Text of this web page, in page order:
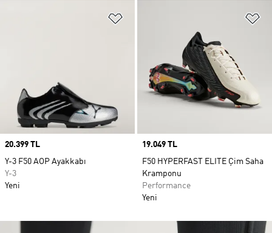
Price
20.399 TL
Y-3 F50 AOP Ayakkabı
Y-3
Yeni
Price
19.049 TL
F50 HYPERFAST ELITE Çim Saha
Kramponu
Performance
Yeni